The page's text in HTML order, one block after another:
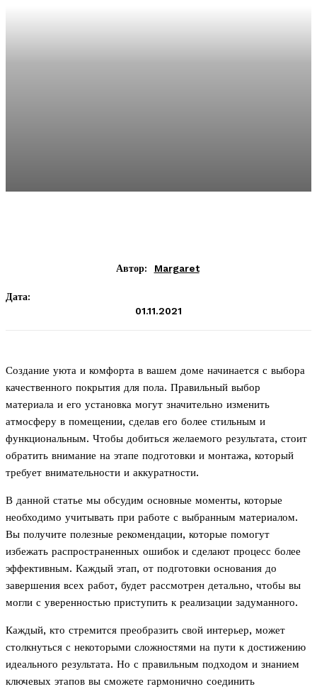
Автор: Margaret
Дата:
01.11.2021
Создание уюта и комфорта в вашем доме начинается с выбора
качественного покрытия для пола. Правильный выбор
материала и его установка могут значительно изменить
атмосферу в помещении, сделав его более стильным и
функциональным. Чтобы добиться желаемого результата, стоит
обратить внимание на этапе подготовки и монтажа, который
требует внимательности и аккуратности.
В данной статье мы обсудим основные моменты, которые
необходимо учитывать при работе с выбранным материалом.
Вы получите полезные рекомендации, которые помогут
избежать распространенных ошибок и сделают процесс более
эффективным. Каждый этап, от подготовки основания до
завершения всех работ, будет рассмотрен детально, чтобы вы
могли с уверенностью приступить к реализации задуманного.
Каждый, кто стремится преобразить свой интерьер, может
столкнуться с некоторыми сложностями на пути к достижению
идеального результата. Но с правильным подходом и знанием
ключевых этапов вы сможете гармонично соединить